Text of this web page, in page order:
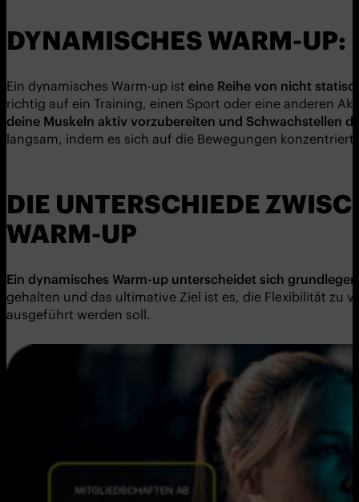
DYNAMISCHES WARM-UP:
Ein dynamisches Warm-up ist eine Reihe von nicht
richtig auf ein Training, einen Sport oder eine anderen
deine Muskeln aktiv vorzubereiten und Schwachstellen
langsam, indem es sich auf die Bewegungen
DIE UNTERSCHIEDE
WARM-UP
Ein dynamisches Warm-up unterscheidet sich
gehalten und das ultimative Ziel ist es, die Flexibilität zu
ausgeführt werden soll.